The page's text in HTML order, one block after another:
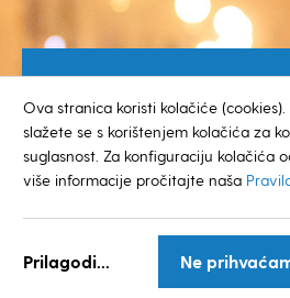
0800 385
© GRAD
Ova stranica koristi kolačiće (cookies).
slažete se s korištenjem kolačića za
suglasnost. Za konfiguraciju kolačića
više informacije pročitajte naša
Prilagodi... Ne